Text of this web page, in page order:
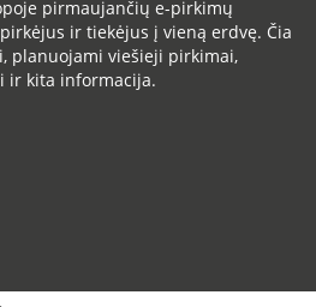
pirmaujančių e-pirkimų
ir tiekėjus į vieną erdvę. Čia
planuojami viešieji pirkimai,
ir kita informacija.